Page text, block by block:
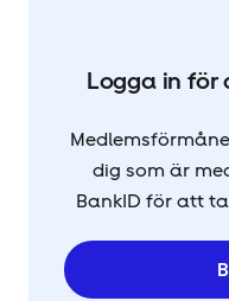
Logga in
dig som är
BankID för att